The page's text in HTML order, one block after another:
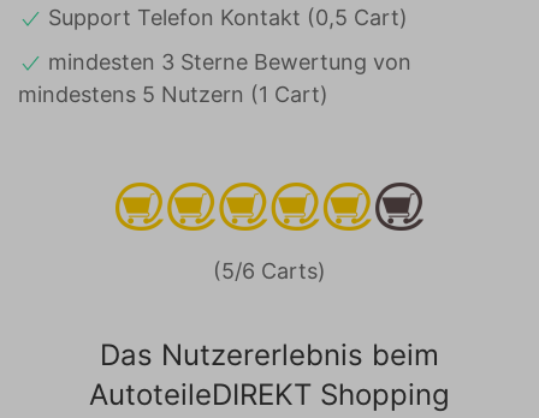
Support Telefon Kontakt (0,5 Cart)
mindesten 3 Sterne Bewertung von
mindestens 5 Nutzern (1 Cart)
(5/6 Carts)
Das Nutzererlebnis beim
AutoteileDIREKT Shopping